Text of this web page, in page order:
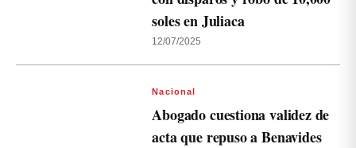
soles en Juliaca
12/07/2025
Nacional
Abogado cuestiona validez de
acta que repuso a Benavides